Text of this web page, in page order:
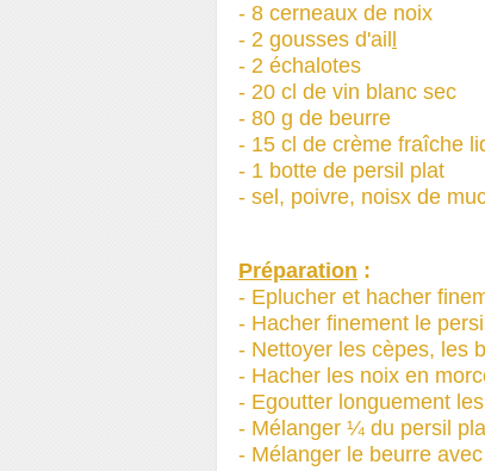
- 8 cerneaux de noix
- 2 gousses d'ail
- 2 échalotes
- 20 cl de vin blanc sec
- 80 g de beurre
- 15 cl de crème fraîche
- 1 botte de persil plat
- sel, poivre, noisx de
Préparation :
- Eplucher et hacher
- Hacher finement le
- Nettoyer les cèpes, les
- Hacher les noix en
- Egoutter longuement
- Mélanger ¼ du persil
- Mélanger le beurre